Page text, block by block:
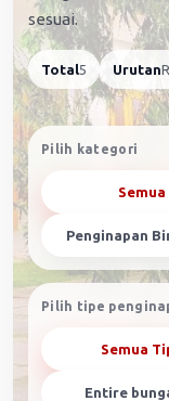
sesuai.
Total5 Urutan
Pilih kategori
Semua
Penginapan
Pilih tipe
Semua
Entire